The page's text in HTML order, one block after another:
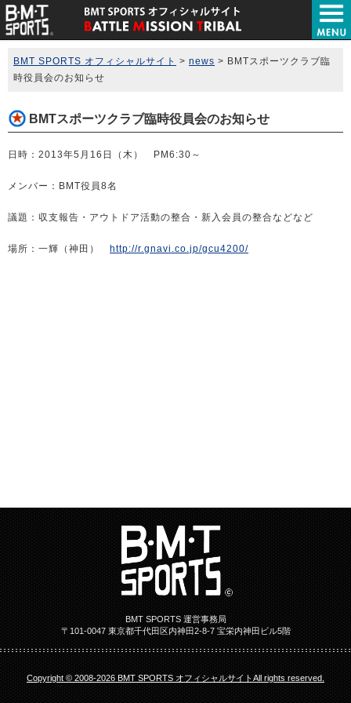
BMT SPORTS オフィシャルサイト > news > BMTスポーツクラブ臨
時役員会のお知らせ
BMTスポーツクラブ臨時役員会のお知らせ
日時：2013年5月16日（木） PM6:30～
メンバー：BMT役員8名
議題：収支報告・アウトドア活動の整合・新入会員の整合などなど
場所：一輝（神田） http://r.gnavi.co.jp/gcu4200/
BMT SPORTS 運営事務局
〒101-0047 東京都千代田区内神田2-8-7 宝栄内神田ビル5階
Copyright © 2008-2026 BMT SPORTS オフィシャルサイトAll rights reserved.